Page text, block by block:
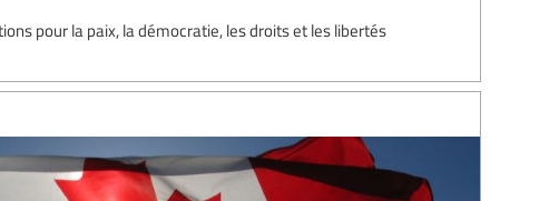
pour la paix, la démocratie, les droits et les libertés